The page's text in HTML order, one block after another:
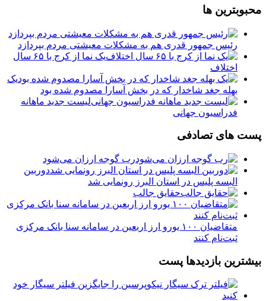
محبوبترین ها
رئیس جمهور قدری هم به مشکلات معیشتی مردم بپردازد
یک نما از کرج با ۶۵ سال
اختلاف
یک
بهله جغد شاخدار که در بخش آسارا مصدوم شده بود
لیست جدید ماهانه
فدراسیون جهانی
پست های تصادفی
رب گوجه ارزان می‌شود
دوربین
البسه پلیس در استان البرز رونمایی شد
حقايق جالب
متقاضیان ۱۰۰ یورو ارز اربعین در سامانه سنا بانک مرکزی
ثبت‌نام کنند
بیشترین بازدیدها پست